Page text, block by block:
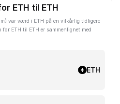
ETH til ETH
var værd i ETH på en vilkårlig tidligere
ETH til ETH er sammenlignet med
ETH